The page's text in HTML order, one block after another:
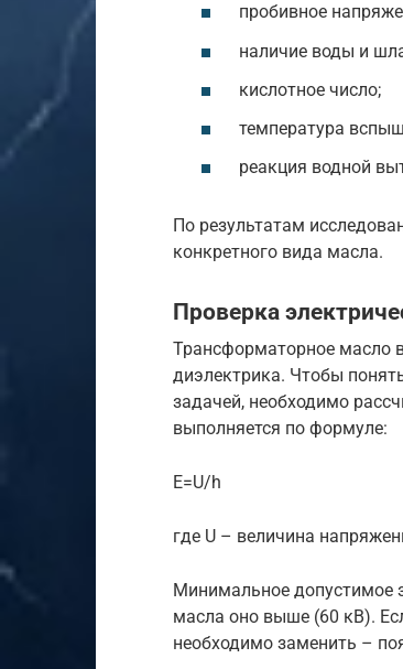
пробивное
наличие воды и
кислотное число;
температура
реакция водной
По результатам
конкретного вида масла.
Проверка
Трансформаторное масло
диэлектрика. Чтобы
задачей, необходимо
выполняется по формуле:
E=U/h
где U – величина
Минимальное допустимое
масла оно выше (60 кВ).
необходимо заменить –